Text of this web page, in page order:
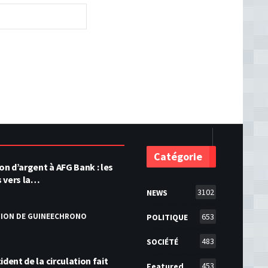
d’argent à AFG Bank : les
vers la…
DE GUINEECHRONO
de la circulation fait
Catégorie
NEWS 3102
POLITIQUE 653
SOCIÉTÉ 483